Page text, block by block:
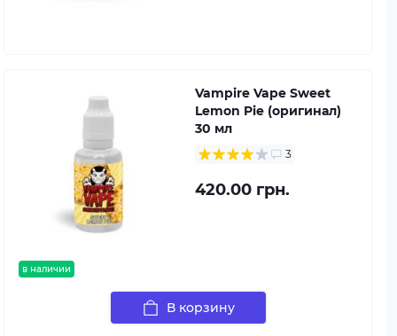
в наличии
Vampire Vape Sweet
Lemon Pie (оригинал)
30 мл
3
420.00 грн.
В корзину